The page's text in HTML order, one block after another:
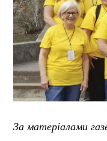
За матеріалами